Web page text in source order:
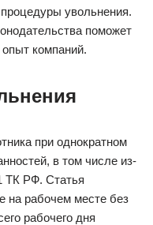
увольнения.
поможет
компаний.
при однократном
в том числе из-
ТК РФ. Статья
на рабочем месте без
рабочего дня